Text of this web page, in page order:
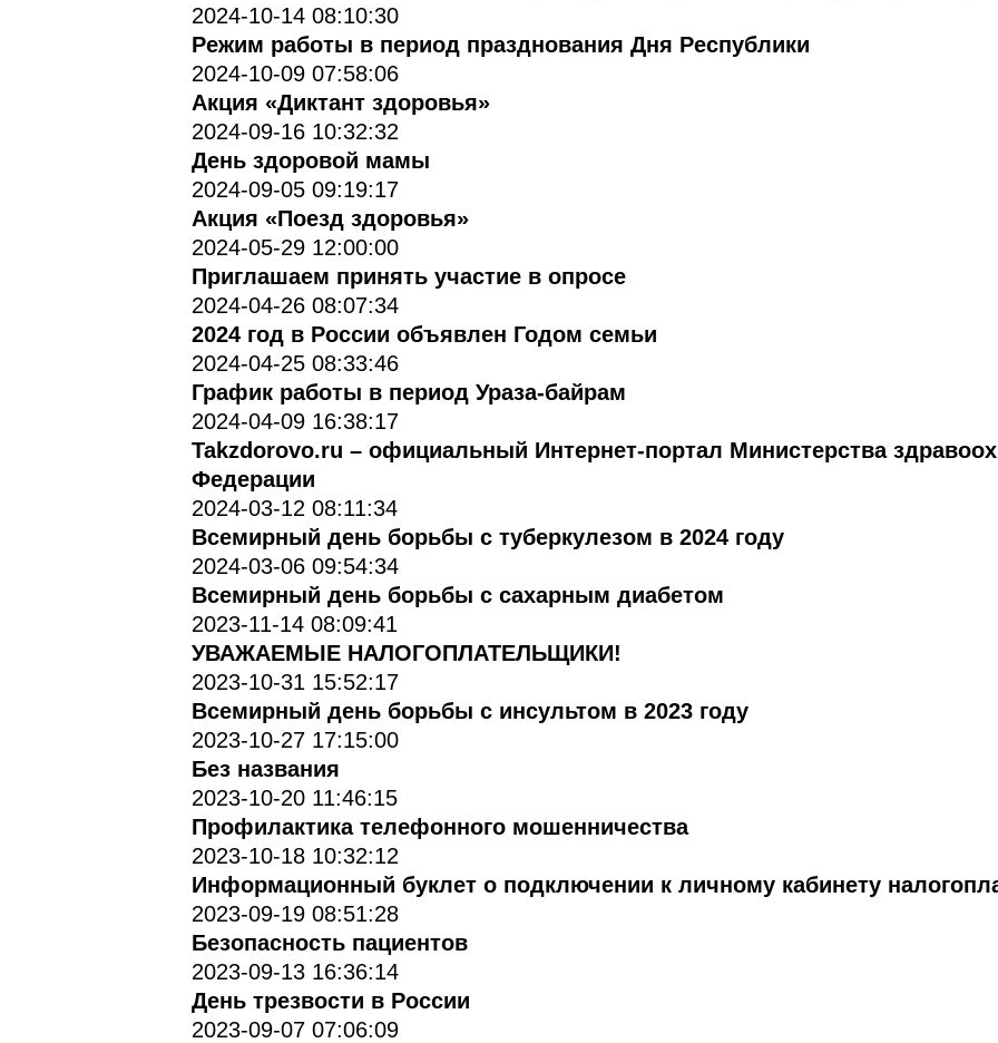
2024-10-14 08:10:30
Режим работы в период празднования Дня Республики
2024-10-09 07:58:06
Акция «Диктант здоровья»
2024-09-16 10:32:32
День здоровой мамы
2024-09-05 09:19:17
Акция «Поезд здоровья»
2024-05-29 12:00:00
Приглашаем принять участие в опросе
2024-04-26 08:07:34
2024 год в России объявлен Годом семьи
2024-04-25 08:33:46
График работы в период Ураза-байрам
2024-04-09 16:38:17
Takzdorovo.ru – официальный Интернет-портал Министерства
Федерации
2024-03-12 08:11:34
Всемирный день борьбы с туберкулезом в 2024 году
2024-03-06 09:54:34
Всемирный день борьбы с сахарным диабетом
2023-11-14 08:09:41
УВАЖАЕМЫЕ НАЛОГОПЛАТЕЛЬЩИКИ!
2023-10-31 15:52:17
Всемирный день борьбы с инсультом в 2023 году
2023-10-27 17:15:00
Без названия
2023-10-20 11:46:15
Профилактика телефонного мошенничества
2023-10-18 10:32:12
Информационный буклет о подключении к личному кабинету
2023-09-19 08:51:28
Безопасность пациентов
2023-09-13 16:36:14
День трезвости в России
2023-09-07 07:06:09